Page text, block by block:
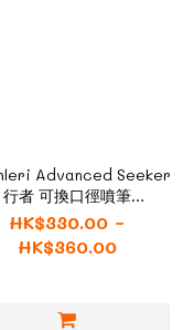
Advanced Seeker
行者 可換口徑噴筆
0.3mm/0.5mm
HK$330.00 ~
HK$360.00